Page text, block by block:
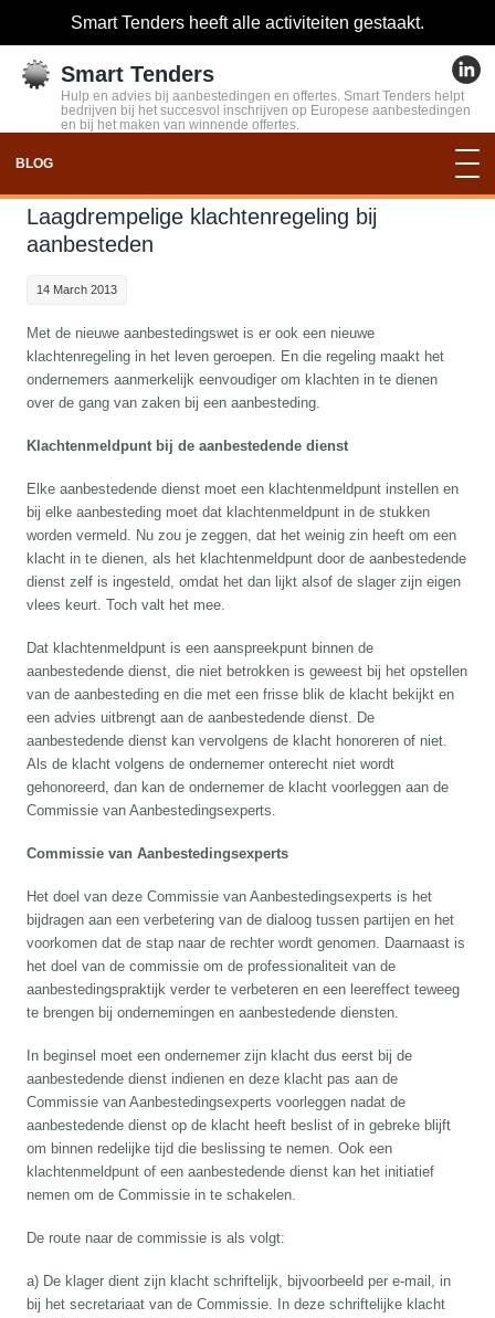
Smart Tenders heeft alle activiteiten gestaakt.
Smart Tenders
Hulp en advies bij aanbestedingen en offertes. Smart Tenders helpt
bedrijven bij het succesvol inschrijven op Europese aanbestedingen
en bij het maken van winnende offertes.
BLOG
Laagdrempelige klachtenregeling bij
aanbesteden
14 March 2013
Met de nieuwe aanbestedingswet is er ook een nieuwe
klachtenregeling in het leven geroepen. En die regeling maakt het
ondernemers aanmerkelijk eenvoudiger om klachten in te dienen
over de gang van zaken bij een aanbesteding.
Klachtenmeldpunt bij de aanbestedende dienst
Elke aanbestedende dienst moet een klachtenmeldpunt instellen en
bij elke aanbesteding moet dat klachtenmeldpunt in de stukken
worden vermeld. Nu zou je zeggen, dat het weinig zin heeft om een
klacht in te dienen, als het klachtenmeldpunt door de aanbestedende
dienst zelf is ingesteld, omdat het dan lijkt alsof de slager zijn eigen
vlees keurt. Toch valt het mee.
Dat klachtenmeldpunt is een aanspreekpunt binnen de
aanbestedende dienst, die niet betrokken is geweest bij het opstellen
van de aanbesteding en die met een frisse blik de klacht bekijkt en
een advies uitbrengt aan de aanbestedende dienst. De
aanbestedende dienst kan vervolgens de klacht honoreren of niet.
Als de klacht volgens de ondernemer onterecht niet wordt
gehonoreerd, dan kan de ondernemer de klacht voorleggen aan de
Commissie van Aanbestedingsexperts.
Commissie van Aanbestedingsexperts
Het doel van deze Commissie van Aanbestedingsexperts is het
bijdragen aan een verbetering van de dialoog tussen partijen en het
voorkomen dat de stap naar de rechter wordt genomen. Daarnaast is
het doel van de commissie om de professionaliteit van de
aanbestedingspraktijk verder te verbeteren en een leereffect teweeg
te brengen bij ondernemingen en aanbestedende diensten.
In beginsel moet een ondernemer zijn klacht dus eerst bij de
aanbestedende dienst indienen en deze klacht pas aan de
Commissie van Aanbestedingsexperts voorleggen nadat de
aanbestedende dienst op de klacht heeft beslist of in gebreke blijft
om binnen redelijke tijd die beslissing te nemen. Ook een
klachtenmeldpunt of een aanbestedende dienst kan het initiatief
nemen om de Commissie in te schakelen.
De route naar de commissie is als volgt:
a) De klager dient zijn klacht schriftelijk, bijvoorbeeld per e-mail, in
bij het secretariaat van de Commissie. In deze schriftelijke klacht